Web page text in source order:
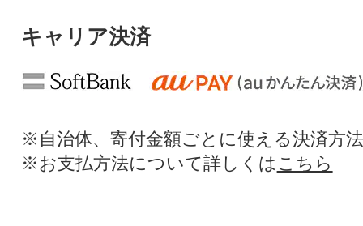
キャリア決済
※自治体、寄付金額ごとに使える決済方
※お支払方法について詳しくは こちら